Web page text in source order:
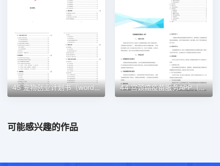
45 宠物创业计划书（word＋ppt配套）创业计划书word模板 44 宫颈癌疫苗服务APP（word＋ppt配套）创业计划书word模板
可能感兴趣的作品